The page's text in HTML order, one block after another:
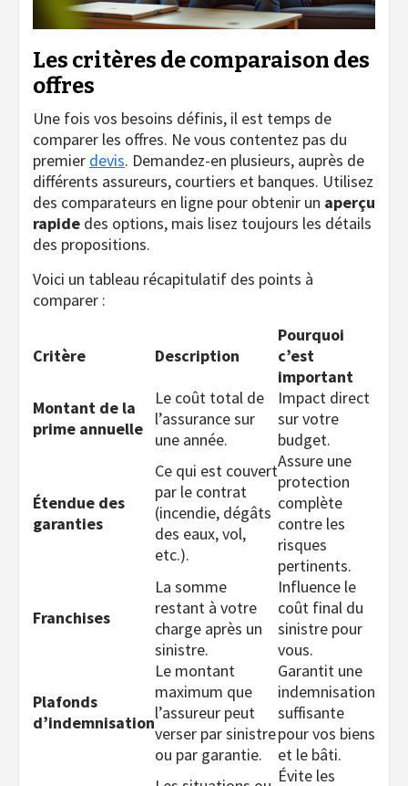
Les critères de comparaison des
offres
Une fois vos besoins définis, il est temps de
comparer les offres. Ne vous contentez pas du
premier devis. Demandez-en plusieurs, auprès de
différents assureurs, courtiers et banques. Utilisez
des comparateurs en ligne pour obtenir un aperçu
rapide des options, mais lisez toujours les détails
des propositions.
Voici un tableau récapitulatif des points à
comparer :
Critère Description
Pourquoi
c’est
important
Montant de la
prime annuelle
Le coût total de
l’assurance sur
une année.
Impact direct
sur votre
budget.
Étendue des
garanties
Ce qui est couvert
par le contrat
(incendie, dégâts
des eaux, vol,
etc.).
Assure une
protection
complète
contre les
risques
pertinents.
Franchises
La somme
restant à votre
charge après un
sinistre.
Influence le
coût final du
sinistre pour
vous.
Plafonds
d’indemnisation
Le montant
maximum que
l’assureur peut
verser par sinistre
ou par garantie.
Garantit une
indemnisation
suffisante
pour vos biens
et le bâti.
Évite les